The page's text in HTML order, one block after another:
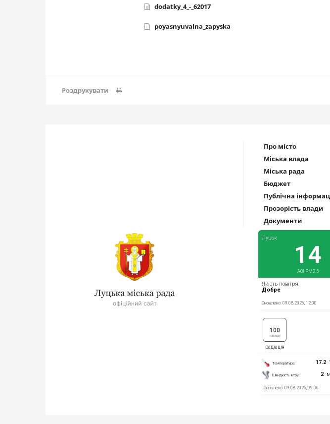
dodatky_4_-_62017
poyasnyuvalna_zapyska
Роздрукувати
Про місто
Міська влада
Міська рада
Бюджет
Публічна
Прозорість влади
Документи